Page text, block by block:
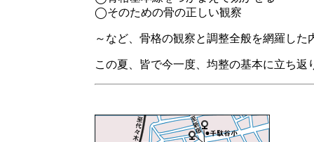
◯そのための骨の正しい観察
～など、骨格の観察と調整全般を網羅した
この夏、皆で今一度、均整の基本に立ち返